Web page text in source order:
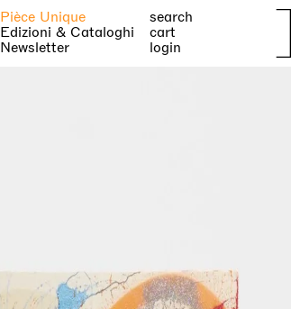
Pièce Unique
Edizioni & Cataloghi
Newsletter
search
cart
login